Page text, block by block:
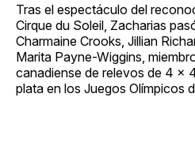
Tras el espectáculo del
Cirque du Soleil, Zacharias
Charmaine Crooks, Jillian
Marita Payne-Wiggins,
canadiense de relevos de 4 x
plata en los Juegos Olímpicos